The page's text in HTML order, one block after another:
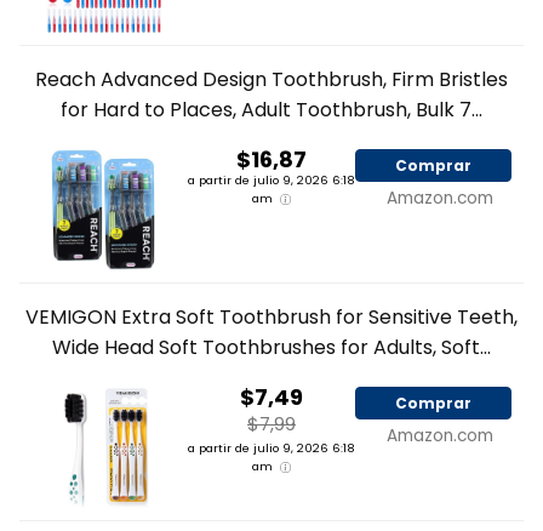
Reach Advanced Design Toothbrush, Firm Bristles
for Hard to Places, Adult Toothbrush, Bulk 7...
$16,87
a partir de julio 9, 2026 6:18
am
Comprar
Amazon.com
VEMIGON Extra Soft Toothbrush for Sensitive Teeth,
Wide Head Soft Toothbrushes for Adults, Soft...
$7,49
$7,99
a partir de julio 9, 2026 6:18
am
Comprar
Amazon.com